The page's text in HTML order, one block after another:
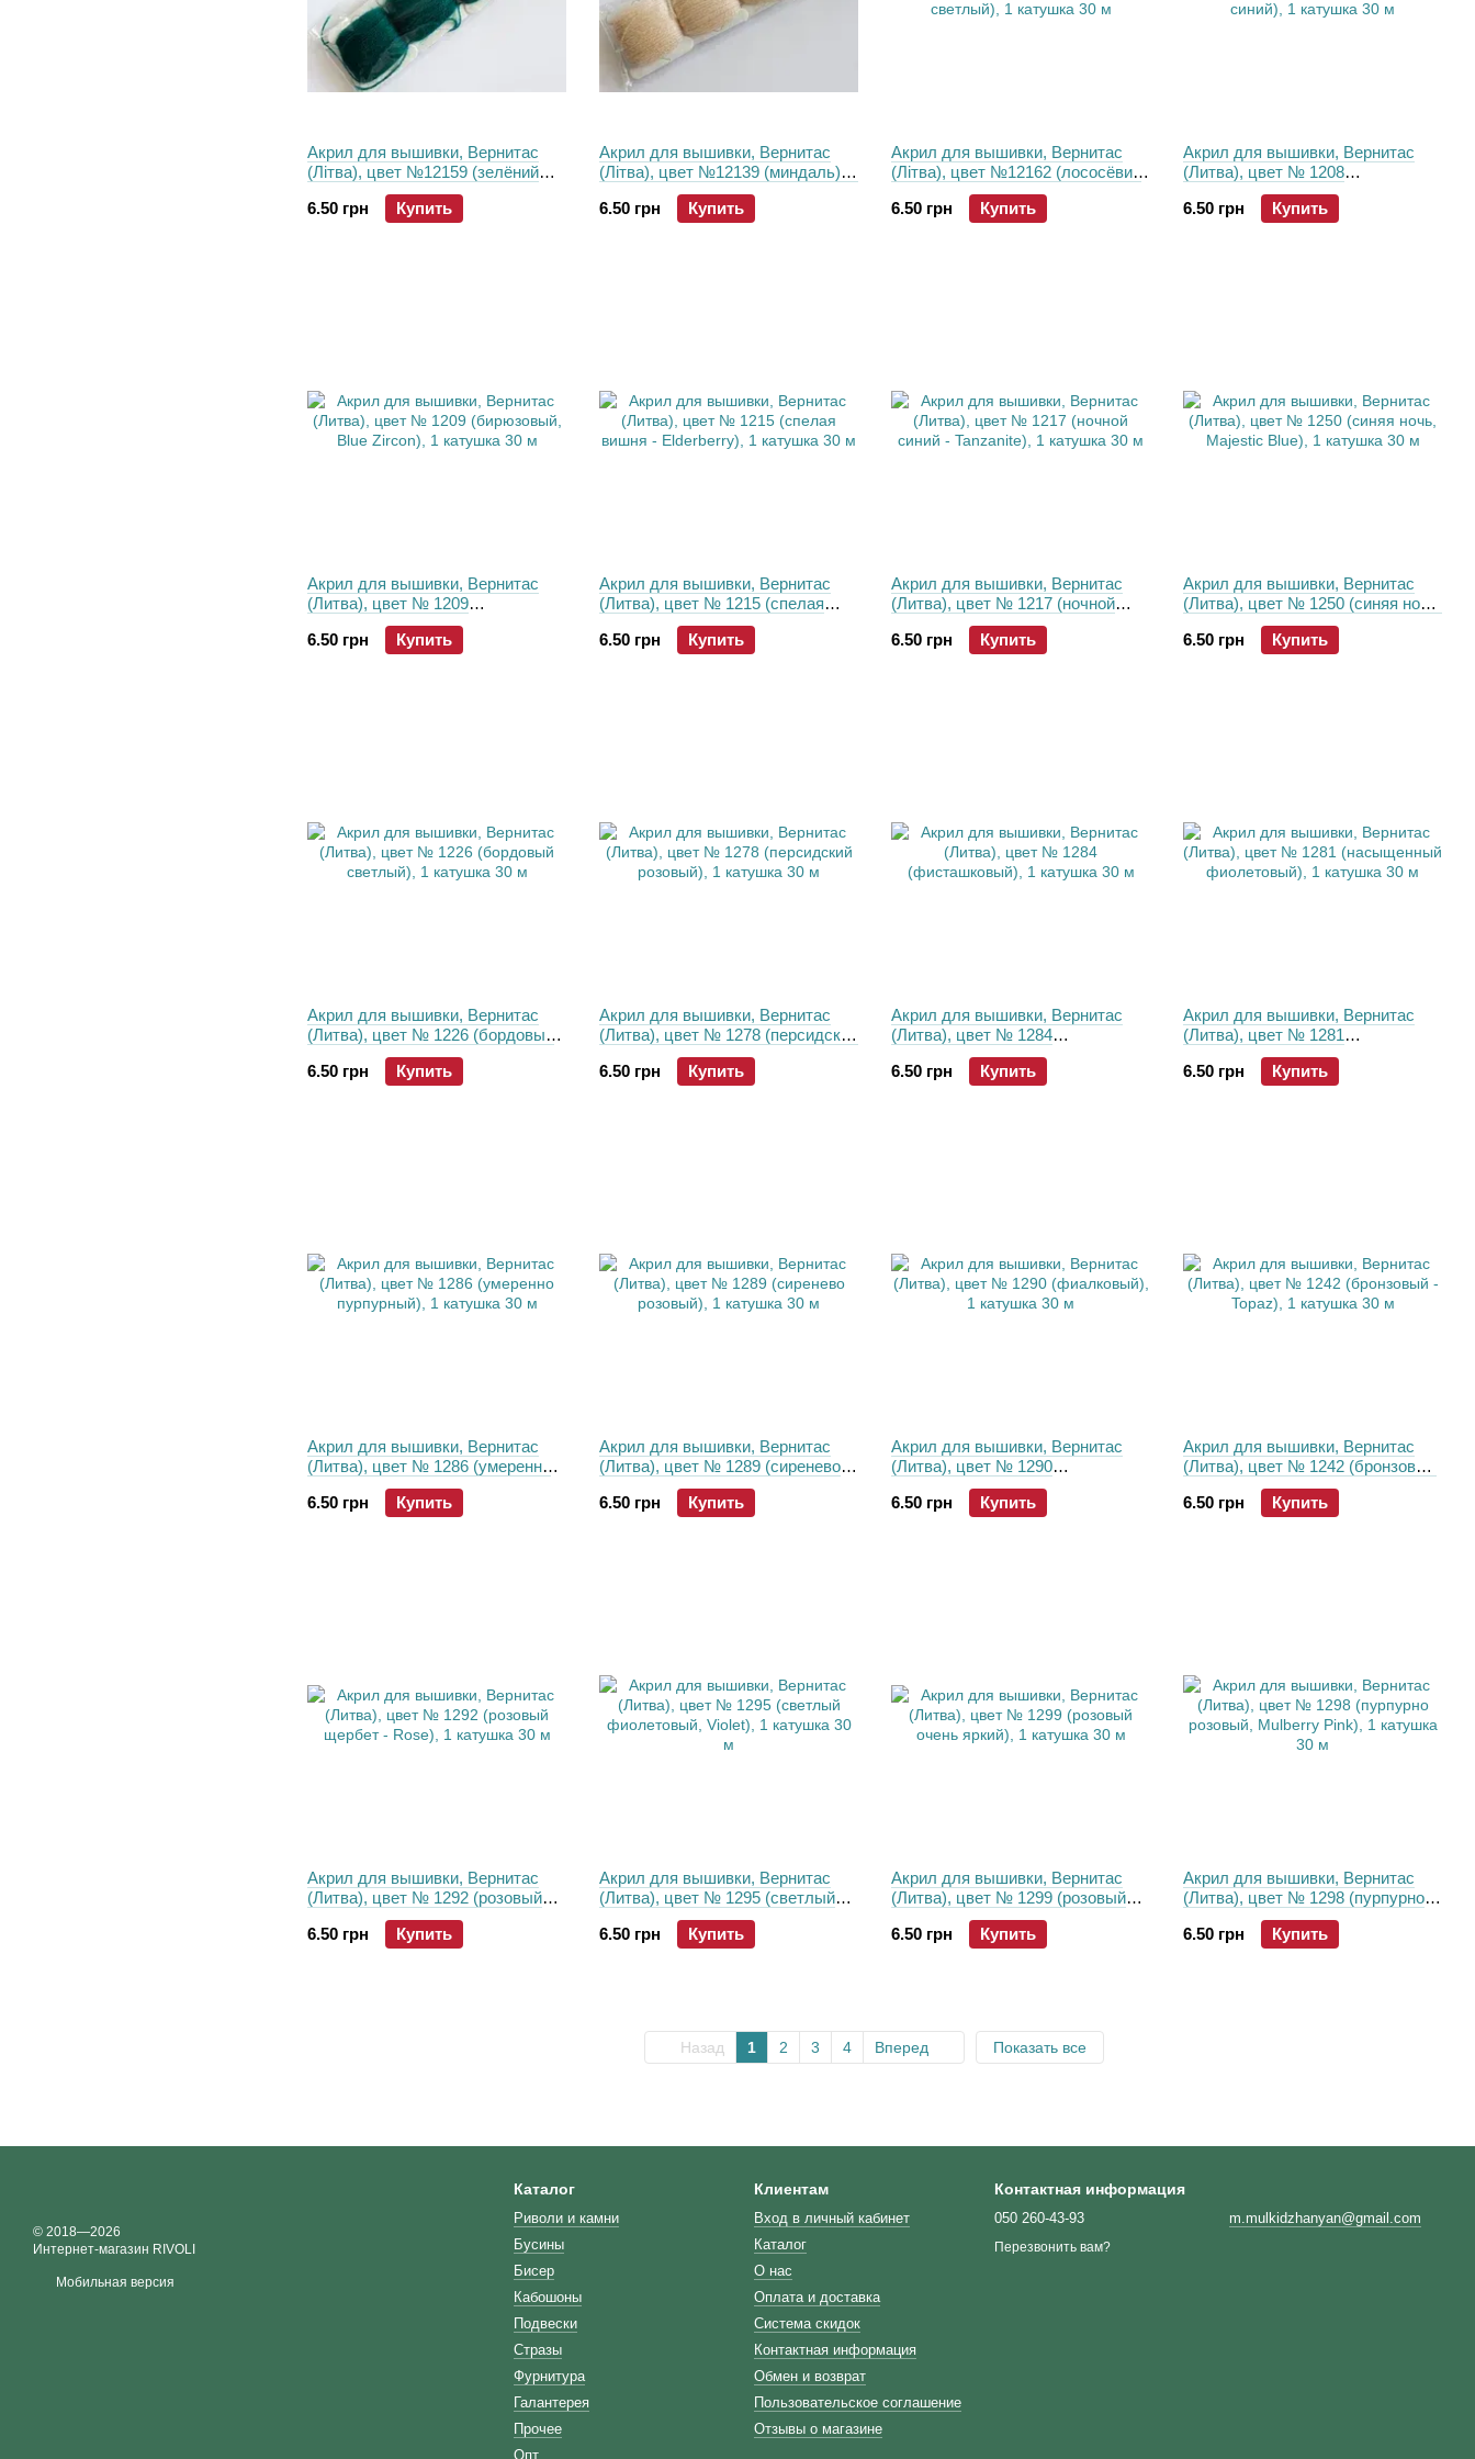
Акрил для вышивки, Вернитас
(Літва), цвет №12159 (зелёний
тёмний), 1 катушка 30 м
6.50 грн
Купить
Акрил для вышивки, Вернитас
(Літва), цвет №12139 (миндаль), 1
катушка 30 м
6.50 грн
Купить
Акрил для вышивки, Вернитас
(Літва), цвет №12162 (лососёвий
светлый), 1 катушка 30 м
6.50 грн
Купить
Акрил для вышивки, Вернитас
(Литва), цвет № 1208
(королевский синий), 1 катушка
30 м
6.50 грн Купить
Акрил для вышивки, Вернитас
(Литва), цвет № 1209
(бирюзовый, Blue Zircon), 1
катушка 30 м
6.50 грн Купить
Акрил для вышивки, Вернитас
(Литва), цвет № 1215 (спелая
вишня - Elderberry), 1 катушка 30
м
6.50 грн Купить
Акрил для вышивки, Вернитас
(Литва), цвет № 1217 (ночной
синий - Tanzanite), 1 катушка 30 м
6.50 грн
Купить
Акрил для вышивки, Вернитас
(Литва), цвет № 1250 (синяя ночь,
Majestic Blue), 1 катушка 30 м
6.50 грн
Купить
Акрил для вышивки, Вернитас
(Литва), цвет № 1226 (бордовый
светлый), 1 катушка 30 м
6.50 грн
Купить
Акрил для вышивки, Вернитас
(Литва), цвет № 1278 (персидский
розовый), 1 катушка 30 м
6.50 грн
Купить
Акрил для вышивки, Вернитас
(Литва), цвет № 1284
(фисташковый), 1 катушка 30 м
6.50 грн
Купить
Акрил для вышивки, Вернитас
(Литва), цвет № 1281
(насыщенный фиолетовый), 1
катушка 30 м
6.50 грн Купить
Акрил для вышивки, Вернитас
(Литва), цвет № 1286 (умеренно
пурпурный), 1 катушка 30 м
6.50 грн
Купить
Акрил для вышивки, Вернитас
(Литва), цвет № 1289 (сиренево
розовый), 1 катушка 30 м
6.50 грн
Купить
Акрил для вышивки, Вернитас
(Литва), цвет № 1290
(фиалковый), 1 катушка 30 м
6.50 грн
Купить
Акрил для вышивки, Вернитас
(Литва), цвет № 1242 (бронзовый
- Topaz), 1 катушка 30 м
6.50 грн
Купить
Акрил для вышивки, Вернитас
(Литва), цвет № 1292 (розовый
щербет - Rose), 1 катушка 30 м
6.50 грн
Купить
Акрил для вышивки, Вернитас
(Литва), цвет № 1295 (светлый
фиолетовый, Violet), 1 катушка 30
м
6.50 грн Купить
Акрил для вышивки, Вернитас
(Литва), цвет № 1299 (розовый
очень яркий), 1 катушка 30 м
6.50 грн
Купить
Акрил для вышивки, Вернитас
(Литва), цвет № 1298 (пурпурно
розовый, Mulberry Pink), 1
катушка 30 м
6.50 грн Купить
Назад 1 2 3 4 Вперед Показать все
© 2018—2026
Интернет-магазин RIVOLI
Мобильная версия
Каталог
Риволи и камни
Бусины
Бисер
Кабошоны
Подвески
Стразы
Фурнитура
Галантерея
Прочее
Опт
Клиентам
Вход в личный кабинет
Каталог
О нас
Оплата и доставка
Система скидок
Контактная информация
Обмен и возврат
Пользовательское соглашение
Отзывы о магазине
Контактная информация
050 260-43-93
Перезвонить вам?
m.mulkidzhanyan@gmail.com